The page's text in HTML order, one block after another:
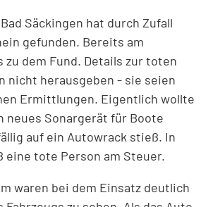
Säckingen hat durch Zufall
gefunden. Bereits am
zu dem Fund. Details zur toten
nicht herausgeben - sie seien
Ermittlungen. Eigentlich wollte
neues Sonargerät für Boote
auf ein Autowrack stieß. In
eine tote Person am Steuer.
waren bei dem Einsatz deutlich